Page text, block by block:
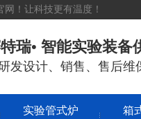
！让科技更有温度！
瑞• 智能实验装备
发设计、销售、售后维
实验管式炉 箱